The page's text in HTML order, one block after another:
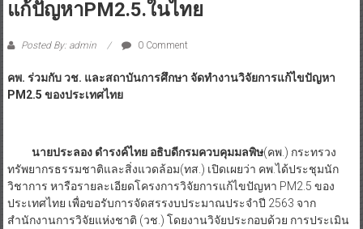
แก้ปัญหาPM2.5.ในไทย
Posted By: admin 0 Comment
คพ. ร่วมกับ วช. และสถาบันการศึกษา จัดทำงานวิจัยการแก้ไขปัญหา
PM2.5 ของประเทศไทย
นายประลอง ดำรงค์ไทย อธิบดีกรมควบคุมมลพิษ(คพ.) กระทรวง
ทรัพยากรธรรมชาติและสิ่งแวดล้อม(ทส.) เปิดเผยว่า คพ.ได้ประชุมนัก
วิชาการ หารือรายละเอียดโครงการวิจัยการแก้ไขปัญหา PM2.5 ของ
ประเทศไทย เพื่อขอรับการจัดสรรงบประมาณประจำปี 2563 จาก
สำนักงานการวิจัยแห่งชาติ (วช.) โดยงานวิจัยประกอบด้วย การประเมิน